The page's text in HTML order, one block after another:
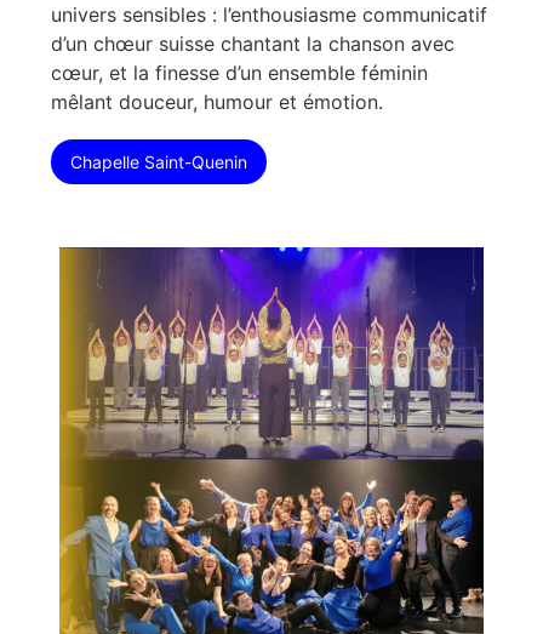
univers sensibles : l’enthousiasme communicatif
d’un chœur suisse chantant la chanson avec
cœur, et la finesse d’un ensemble féminin
mêlant douceur, humour et émotion.
Chapelle Saint-Quenin